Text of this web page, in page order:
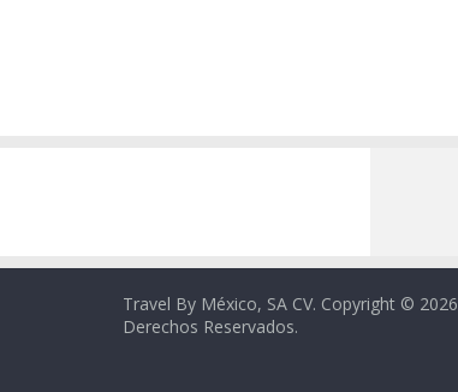
Travel By México, SA CV. Copyright © 2026
Derechos Reservados.